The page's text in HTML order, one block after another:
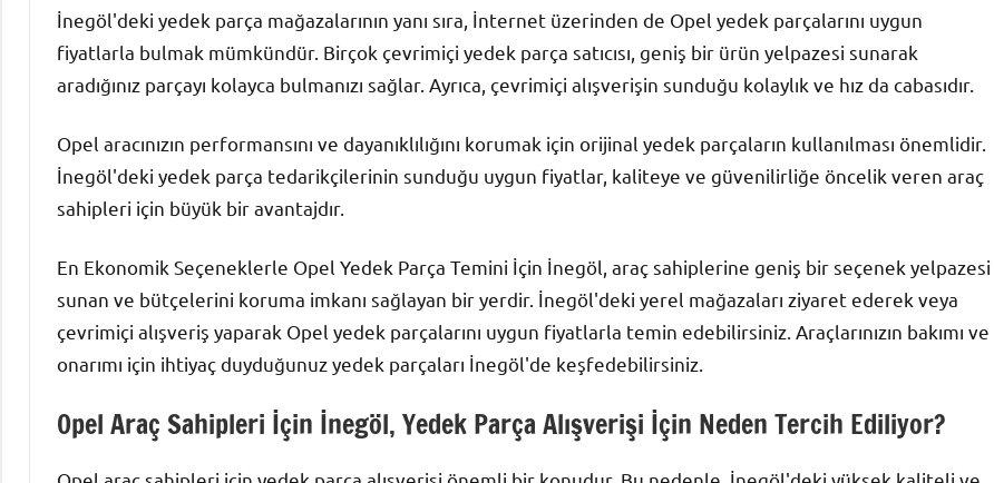
İnegöl'deki yedek parça mağazalarının yanı sıra, İnternet üzerinden de Opel yedek parçalarını uygun
fiyatlarla bulmak mümkündür. Birçok çevrimiçi yedek parça satıcısı, geniş bir ürün yelpazesi sunarak
aradığınız parçayı kolayca bulmanızı sağlar. Ayrıca, çevrimiçi alışverişin sunduğu kolaylık ve hız da cabasıdır.
Opel aracınızın performansını ve dayanıklılığını korumak için orijinal yedek parçaların kullanılması önemlidir.
İnegöl'deki yedek parça tedarikçilerinin sunduğu uygun fiyatlar, kaliteye ve güvenilirliğe öncelik veren araç
sahipleri için büyük bir avantajdır.
En Ekonomik Seçeneklerle Opel Yedek Parça Temini İçin İnegöl, araç sahiplerine geniş bir seçenek yelpazesi
sunan ve bütçelerini koruma imkanı sağlayan bir yerdir. İnegöl'deki yerel mağazaları ziyaret ederek veya
çevrimiçi alışveriş yaparak Opel yedek parçalarını uygun fiyatlarla temin edebilirsiniz. Araçlarınızın bakımı ve
onarımı için ihtiyaç duyduğunuz yedek parçaları İnegöl'de keşfedebilirsiniz.
Opel Araç Sahipleri İçin İnegöl, Yedek Parça Alışverişi İçin Neden Tercih Ediliyor?